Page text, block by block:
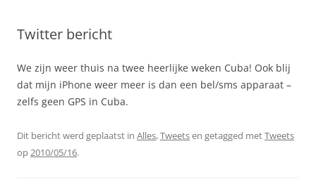
Twitter bericht
We zijn weer thuis na twee heerlijke weken Cuba! Ook blij
dat mijn iPhone weer meer is dan een bel/sms apparaat –
zelfs geen GPS in Cuba.
Dit bericht werd geplaatst in Alles,Tweetsen getagged metTweets
op2010/05/16.